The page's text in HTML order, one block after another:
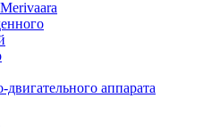
аппарата